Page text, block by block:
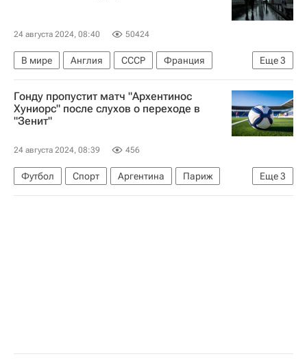
24 августа 2024, 08:40 50424
Еще3
В мире Англия СССР
Франция
Невилл Чемберлен
Кир Стармер НАТО
Гонду пропустит матч "Архентинос
Хуниорс" после слухов о переходе в
"Зенит"
24 августа 2024, 08:39 456
Еще3
Футбол Спорт Аргентина
Париж
Архентинос Хуниорс
Зенит Уракан